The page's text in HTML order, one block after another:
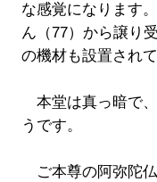
な感覚になります
ん（77）から譲り
の機材も設置されて
本堂は真っ暗で
うです。
ご本尊の阿弥陀